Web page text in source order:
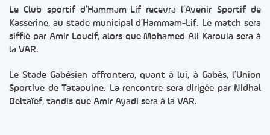
Le Club sportif d’Hammam-Lif recevra l’Avenir Sportif de
Kasserine, au stade municipal d’Hammam-Lif. Le match sera
sifflé par Amir Loucif, alors que Mohamed Ali Karouia sera à
la VAR.
Le Stade Gabésien affrontera, quant à lui, à Gabès, l’Union
Sportive de Tataouine. La rencontre sera dirigée par Nidhal
Beltaïef, tandis que Amir Ayadi sera à la VAR.